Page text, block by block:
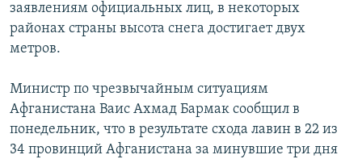
заявлениям официальных лиц, в некоторых
районах страны высота снега достигает двух
метров.
Министр по чрезвычайным ситуациям
Афганистана Ваис Ахмад Бармак сообщил в
понедельник, что в результате схода лавин в 22 из
34 провинций Афганистана за минувшие три дня